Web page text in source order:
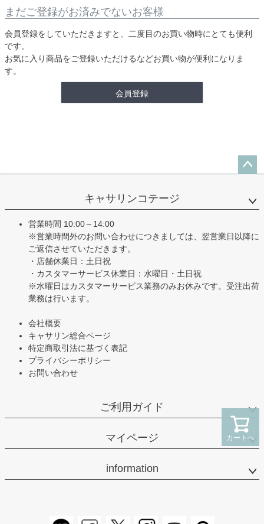
カートへ
まだご登録がお済みでないお客様
会員登録をしていただきますと、二度目のお買い物時にとても便利
です。
お気に入り商品をご登録いただけるなどお買い物が便利になりま
す。
会員登録
ップ
キャサリンコテージ
営業時間 10:00～14:00
※営業時間外のお問い合わせにつきましては、翌営業日以降に
ご返信させていただきます。
・店舗休業日：土日祝
・カスタマーサービス休業日：水曜日・土日祝
※水曜日はカスタマーサービス業務のみお休みです。受注出荷
業務は行います。
会社概要
キャサリン総合ページ
特定商取引法に基づく表記
プライバシーポリシー
お問い合わせ
ご利用ガイド
マイページ
information